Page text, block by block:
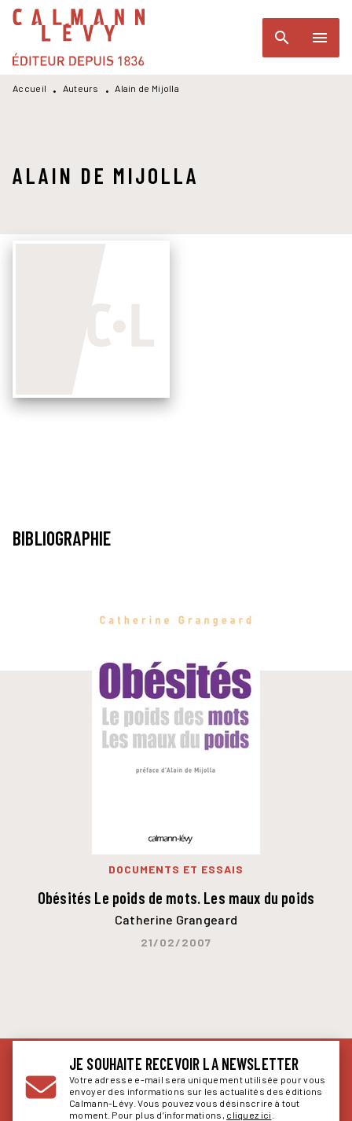
MENU RECHERCHE
PIED DE PAGE
search menu
Accueil • Auteurs • Alain de Mijolla
ALAIN DE MIJOLLA
BIBLIOGRAPHIE
DOCUMENTS ET ESSAIS
Obésités Le poids de mots. Les maux du poids
Catherine Grangeard
21/02/2007
JE SOUHAITE RECEVOIR LA NEWSLETTER
Votre adresse e-mail sera uniquement utilisée pour vous
envoyer des informations sur les actualités des éditions
Calmann-Lévy. Vous pouvez vous désinscrire à tout
moment. Pour plus d’informations, cliquez ici